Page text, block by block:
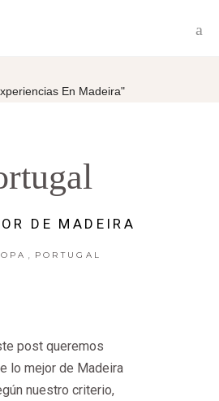
En Madeira"
DE MADEIRA
PORTUGAL
post queremos
lo mejor de Madeira
nuestro criterio,